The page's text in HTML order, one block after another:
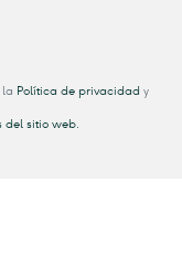
la Política de privacidad y
del sitio web.